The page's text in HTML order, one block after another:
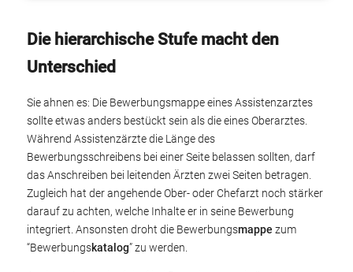
Die hierarchische Stufe macht den
Unterschied
Sie ahnen es: Die Bewerbungsmappe eines Assistenzarztes
sollte etwas anders bestückt sein als die eines Oberarztes.
Während Assistenzärzte die Länge des
Bewerbungsschreibens bei einer Seite belassen sollten, darf
das Anschreiben bei leitenden Ärzten zwei Seiten betragen.
Zugleich hat der angehende Ober- oder Chefarzt noch stärker
darauf zu achten, welche Inhalte er in seine Bewerbung
integriert. Ansonsten droht die Bewerbungsmappe zum
“Bewerbungskatalog” zu werden.